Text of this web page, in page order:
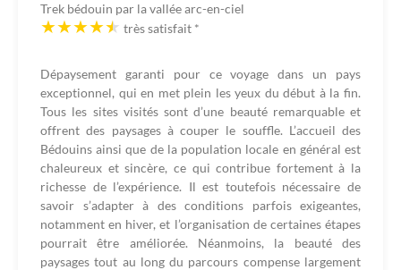
Trek bédouin par la vallée arc-en-ciel
très satisfait *
Dépaysement garanti pour ce voyage dans un pays
exceptionnel, qui en met plein les yeux du début à la fin.
Tous les sites visités sont d’une beauté remarquable et
offrent des paysages à couper le souffle. L’accueil des
Bédouins ainsi que de la population locale en général est
chaleureux et sincère, ce qui contribue fortement à la
richesse de l’expérience. Il est toutefois nécessaire de
savoir s’adapter à des conditions parfois exigeantes,
notamment en hiver, et l’organisation de certaines étapes
pourrait être améliorée. Néanmoins, la beauté des
paysages tout au long du parcours compense largement